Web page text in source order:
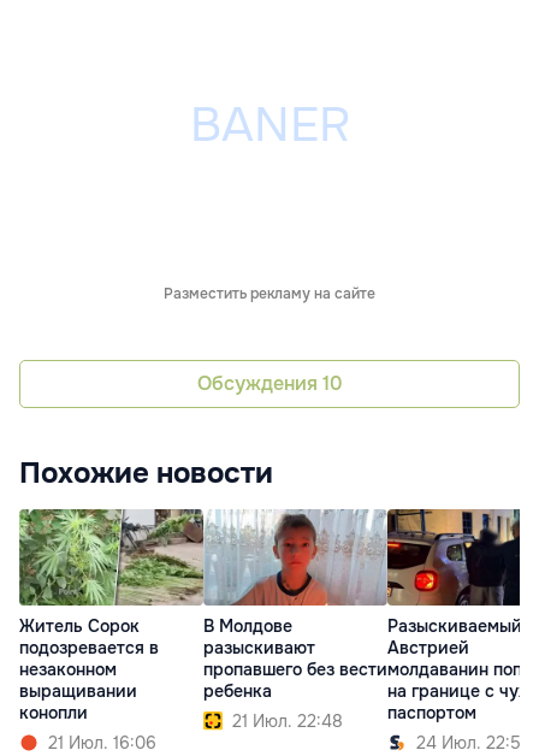
Разместить рекламу на сайте
Обсуждения 10
Похожие новости
Житель Сорок
подозревается в
незаконном
выращивании
конопли
21 Июл. 16:06
В Молдове
разыскивают
пропавшего без вести
ребенка
21 Июл. 22:48
Разыскиваемый
Австрией
молдаванин
на границе с
паспортом
24 Июл. 22:59